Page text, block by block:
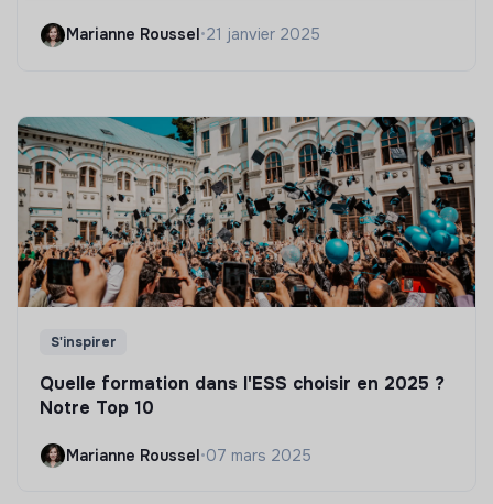
Marianne Roussel•21 janvier 2025
S'inspirer
Quelle formation dans l'ESS choisir en 2025 ?
Notre Top 10
Marianne Roussel•07 mars 2025